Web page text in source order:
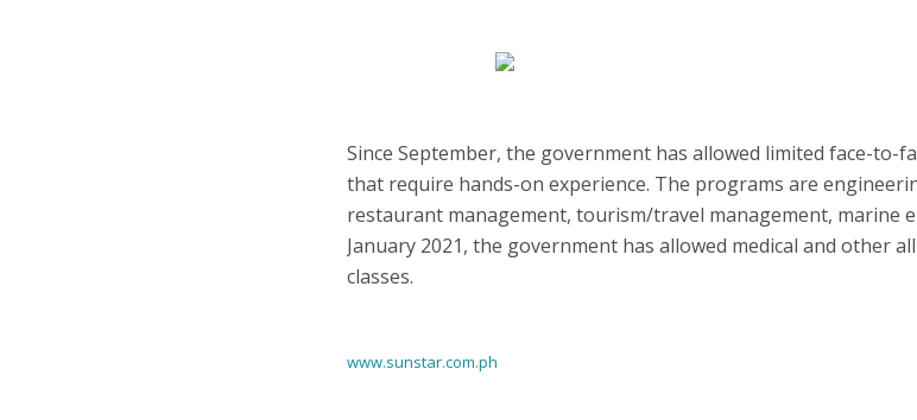
Since September, the government has allowed limited face-to-
that require hands-on experience. The programs are
restaurant management, tourism/travel management, marine
January 2021, the government has allowed medical and other
classes.
www.sunstar.com.ph